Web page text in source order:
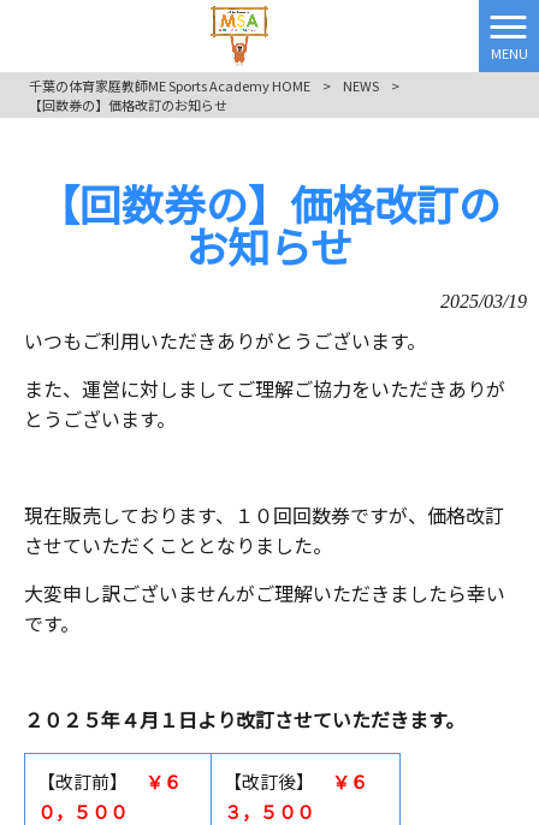
MENU
千葉の体育家庭教師ME Sports Academy HOME
> NEWS
>
【回数券の】価格改訂のお知らせ
【回数券の】価格改訂の
お知らせ
2025/03/19
いつもご利用いただきありがとうございます。
また、運営に対しましてご理解ご協力をいただきありが
とうございます。
現在販売しております、１０回回数券ですが、価格改訂
させていただくこととなりました。
大変申し訳ございませんがご理解いただきましたら幸い
です。
２０２５年４月１日より改訂させていただきます。
【改訂前】 ￥６
０，５００
【改訂後】 ￥６
３，５００